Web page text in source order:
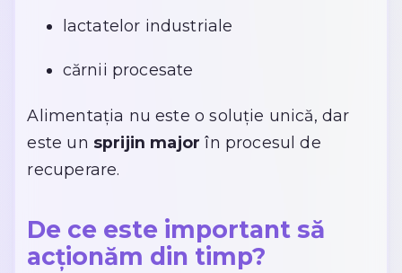
lactatelor industriale
cărnii procesate
Alimentația nu este o soluție unică, dar
este un sprijin major în procesul de
recuperare.
De ce este important să
acționăm din timp?